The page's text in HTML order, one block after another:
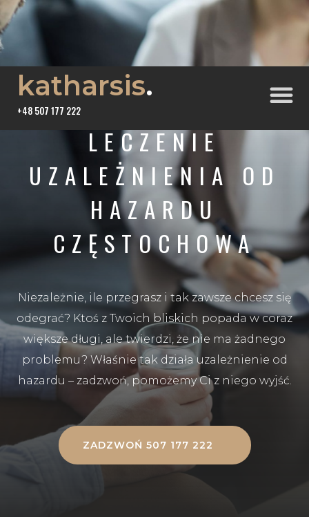
katharsis.
+48 507 177 222
LECZENIE
UZALEŻNIENIA OD
HAZARDU
CZĘSTOCHOWA
Niezależnie, ile przegrasz i tak zawsze chcesz się
odegrać? Ktoś z Twoich bliskich popada w coraz
większe długi, ale twierdzi, że nie ma żadnego
problemu? Właśnie tak działa uzależnienie od
hazardu – zadzwoń, pomożemy Ci z niego wyjść.
ZADZWOŃ 507 177 222